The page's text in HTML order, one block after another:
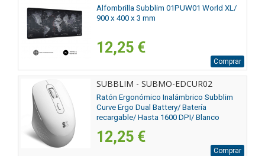
Alfombrilla Subblim 01PUW01 World XL/
900 x 400 x 3 mm
12,25 €
Comprar
SUBBLIM - SUBMO-EDCUR02
Ratón Ergonómico Inalámbrico Subblim
Curve Ergo Dual Battery/ Batería
recargable/ Hasta 1600 DPI/ Blanco
12,25 €
Comprar